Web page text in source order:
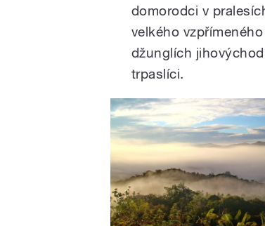
domorodci v
velkého
džunglích
trpaslíci.